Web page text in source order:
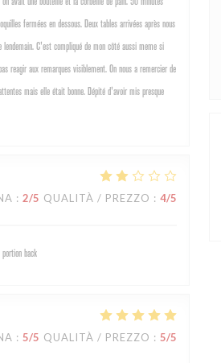
fermées en dessous. Deux tables arrivées après nous
C'est compliqué de mon côté aussi meme si
reagir aux remarques visiblement. On nous a remercier de
mais elle était bonne. Dépité d'avoir mis presque
: 2/5 QUALITÀ / PREZZO : 4/5
back
: 5/5 QUALITÀ / PREZZO : 5/5